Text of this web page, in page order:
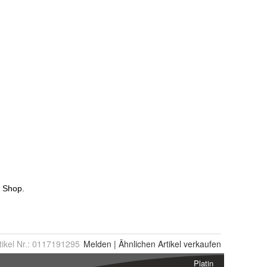
Nr.: 0117191295 Melden | Ähnlichen Artikel verkaufen
Platin